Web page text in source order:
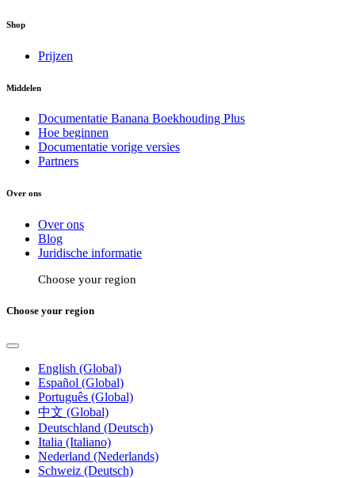
Shop
Prijzen
Middelen
Documentatie Banana Boekhouding Plus
Hoe beginnen
Documentatie vorige versies
Partners
Over ons
Over ons
Blog
Juridische informatie
Choose your region
Choose your region
English (Global)
Español (Global)
Português (Global)
中文 (Global)
Deutschland (Deutsch)
Italia (Italiano)
Nederland (Nederlands)
Schweiz (Deutsch)